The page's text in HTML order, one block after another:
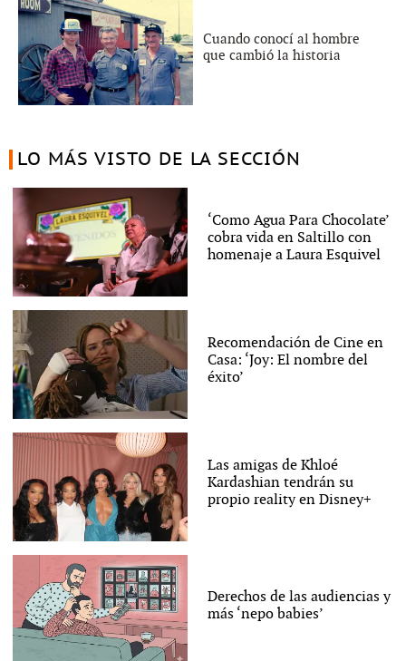
Cuando conocí al hombre
que cambió la historia
LO MÁS VISTO DE LA SECCIÓN
‘Como Agua Para Chocolate’
cobra vida en Saltillo con
homenaje a Laura Esquivel
Recomendación de Cine en
Casa: ‘Joy: El nombre del
éxito’
Las amigas de Khloé
Kardashian tendrán su
propio reality en Disney+
Derechos de las audiencias y
más ‘nepo babies’